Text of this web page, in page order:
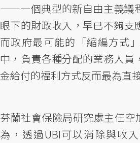
——一個典型的新自由主義議
眼下的財政收入，早已不夠支
而政府最可能的「縮編方式
中，負責各種分配的業務人員
金給付的福利方式反而最為直
芬蘭社會保險局研究處主任空
為，透過UBI可以消除與收